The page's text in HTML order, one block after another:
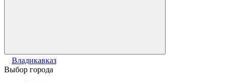
Владикавказ
Выбор города